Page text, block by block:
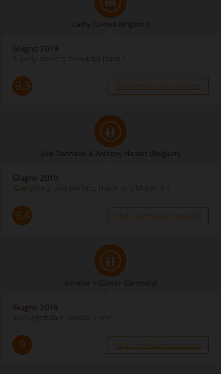
Cathy (United Kingdom)
Giugno 2019
“Lovely owners, beautiful place.”
9.3 Vedi recensione completa
Julie Danhaive & Anthony Hanset (Belgium)
Giugno 2019
“Everything was perfect, thank you Moreno !”
9.4 Vedi recensione completa
Annette + Günter (Germany)
Giugno 2019
“unforgettable vacationrnrn”
9 Vedi recensione completa